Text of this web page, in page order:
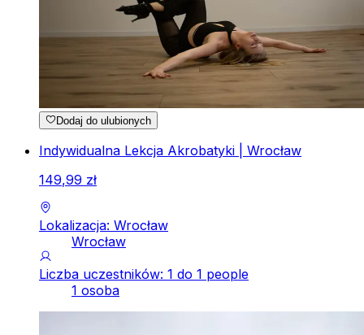
Dodaj do ulubionych
Indywidualna Lekcja Akrobatyki | Wrocław
149,99 zł
Lokalizacja: Wrocław
Wrocław
Liczba uczestników: 1 do 1 people
1 osoba